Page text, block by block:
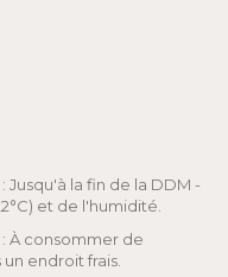
: Jusqu'à la fin de la DDM -
et de l'humidité.
: À consommer de
endroit frais.